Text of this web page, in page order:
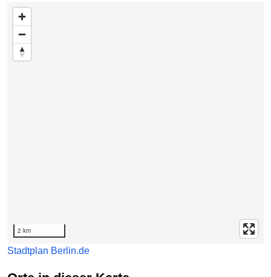
zur Teaserliste mit den enthaltenen Adressen unter der
Karte springen
2 km
Stadtplan Berlin.de